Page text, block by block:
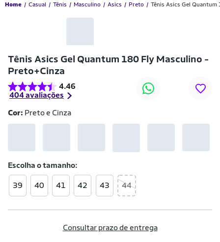
Home Casual Tênis Masculino Asics Preto Tênis Asics Gel
Tênis Asics Gel Quantum 180 Fly Masculino -
Preto+Cinza
4.46
404 avaliações
-10% OFF
Cor: Preto e Cinza
Escolha otamanho
39 40 41 42 43 44
Consultar prazo de entrega